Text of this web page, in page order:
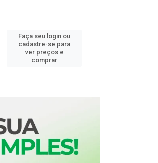
Faça seu login ou
cadastre-se para
ver preços e
comprar